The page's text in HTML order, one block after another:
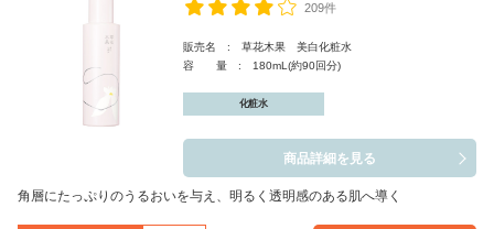
209件
販売名 : 草花木果 美白化粧水
容 量 : 180mL(約90回分)
化粧水
商品詳細を見る
角層にたっぷりのうるおいを与え、明るく透明感のある肌へ導く